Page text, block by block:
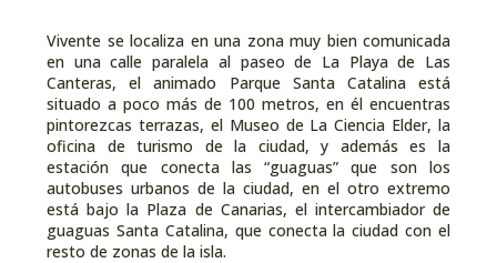
Vivente se localiza en una zona muy bien comunicada
en una calle paralela al paseo de La Playa de Las
Canteras, el animado Parque Santa Catalina está
situado a poco más de 100 metros, en él encuentras
pintorezcas terrazas, el Museo de La Ciencia Elder, la
oficina de turismo de la ciudad, y además es la
estación que conecta las “guaguas” que son los
autobuses urbanos de la ciudad, en el otro extremo
está bajo la Plaza de Canarias, el intercambiador de
guaguas Santa Catalina, que conecta la ciudad con el
resto de zonas de la isla.